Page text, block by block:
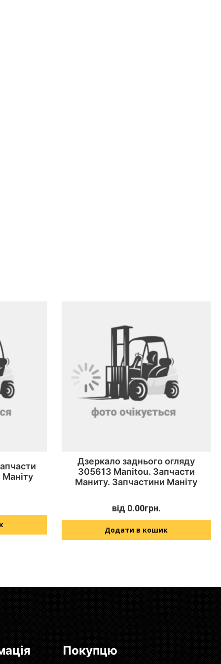
Дзеркало заднього огляду
305613 Manitou. Запчасти
Маниту. Запчастини Маніту
від 0.00грн.
Додати в кошик
Покупцю